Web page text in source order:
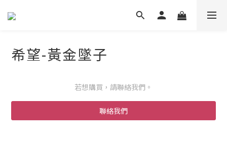
希望-黃金墜子
若想購買，請聯絡我們。
聯絡我們